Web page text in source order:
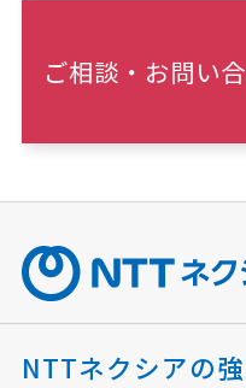
ご相談・お問い
NTTネクシアの